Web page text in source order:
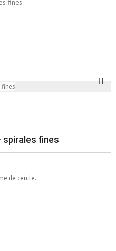
fines
spirales fines
de cercle.